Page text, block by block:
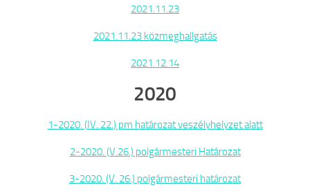
2021.11.23
2021.11.23 közmeghallgatás
2021.12.14
2020
1-2020. (IV. 22.) pm határozat veszélyhelyzet alatt
2-2020. (V.26.) polgármesteri Határozat
3-2020. (V. 26.) polgármesteri határozat